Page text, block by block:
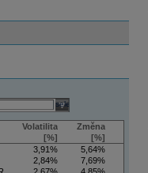
select
Volatilita
[%]
Změna
[%]
3,91%
5,64%
2,84%
7,69%